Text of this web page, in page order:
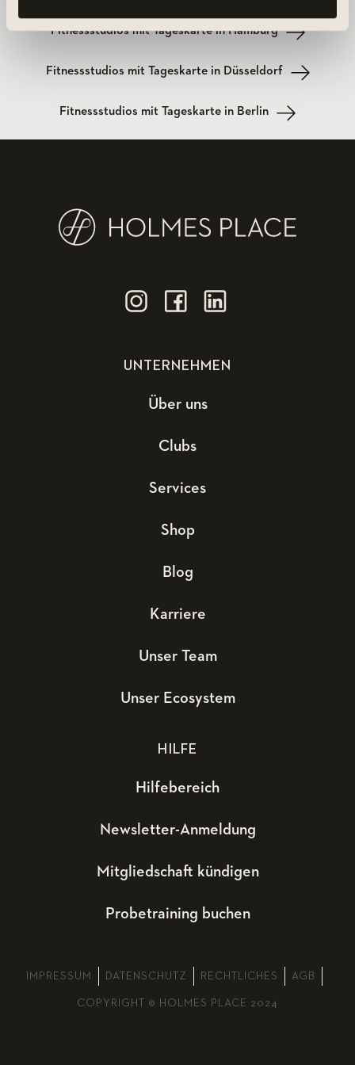
Fitnessstudios mit Tageskarte in Hamburg
Fitnessstudios mit Tageskarte in Düsseldorf
Fitnessstudios mit Tageskarte in Berlin
UNTERNEHMEN
Über uns
Clubs
Services
Shop
Blog
Karriere
Unser Team
Unser Ecosystem
HILFE
Hilfebereich
Newsletter-Anmeldung
Mitgliedschaft kündigen
Probetraining buchen
IMPRESSUM DATENSCHUTZ RECHTLICHES AGB
COPYRIGHT © HOLMES PLACE 2024